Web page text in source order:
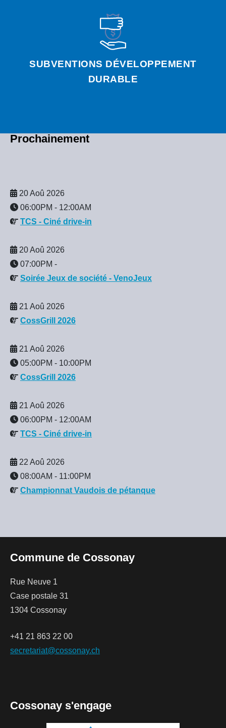
SUBVENTIONS DÉVELOPPEMENT
DURABLE
Prochainement
20 Aoû 2026
06:00PM - 12:00AM
TCS - Ciné drive-in
20 Aoû 2026
07:00PM -
Soirée Jeux de société - VenoJeux
21 Aoû 2026
CossGrill 2026
21 Aoû 2026
05:00PM - 10:00PM
CossGrill 2026
21 Aoû 2026
06:00PM - 12:00AM
TCS - Ciné drive-in
22 Aoû 2026
08:00AM - 11:00PM
Championnat Vaudois de pétanque
Commune de Cossonay
Rue Neuve 1
Case postale 31
1304 Cossonay
+41 21 863 22 00
secretariat@cossonay.ch
Cossonay s'engage